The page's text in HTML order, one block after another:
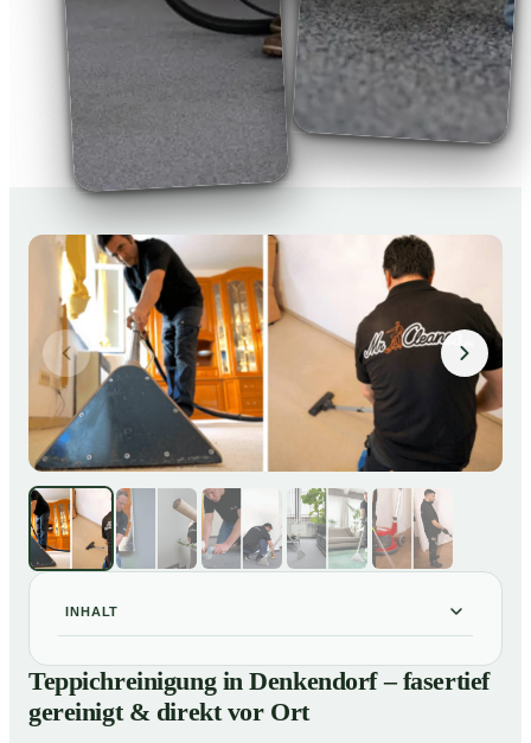
INHALT
01Teppichreinigung in Denkendorf – fasertief gereinigt &
direkt vor Ort
Unsere Leistungen im Überblick
Teppichreinigung in Denkendorf – fasertief
gereinigt & direkt vor Ort